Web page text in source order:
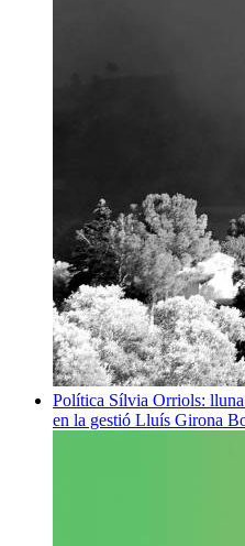
Política Sílvia Orriols: lluna
en la gestió Lluís Girona